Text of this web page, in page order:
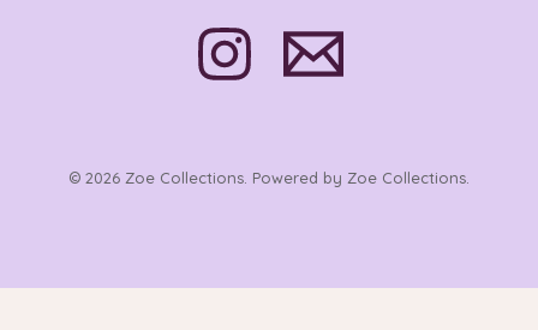
© 2026 Zoe Collections. Powered by Zoe Collections.